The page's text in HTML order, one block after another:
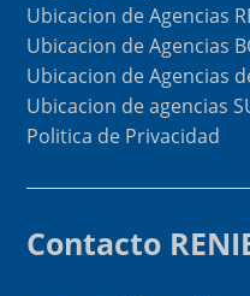
Ubicacion de Agencias
Ubicacion de Agencias
Ubicacion de Agencias
Ubicacion de agencias
Politica de Privacidad
Contacto